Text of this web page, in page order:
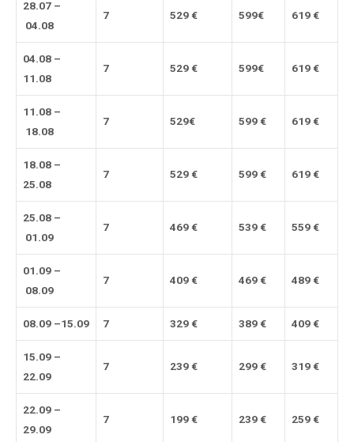
28.07 –
04.08
7 529 € 599€ 619 €
04.08 –
11.08
7 529 € 599€ 619 €
11.08 –
18.08
7 529€ 599 € 619 €
18.08 –
25.08
7 529 € 599 € 619 €
25.08 –
01.09
7 469 € 539 € 559 €
01.09 –
08.09
7 409 € 469 € 489 €
08.09 –15.09 7 329 € 389 € 409 €
15.09 –
22.09
7 239 € 299 € 319 €
22.09 –
29.09
7 199 € 239 € 259 €